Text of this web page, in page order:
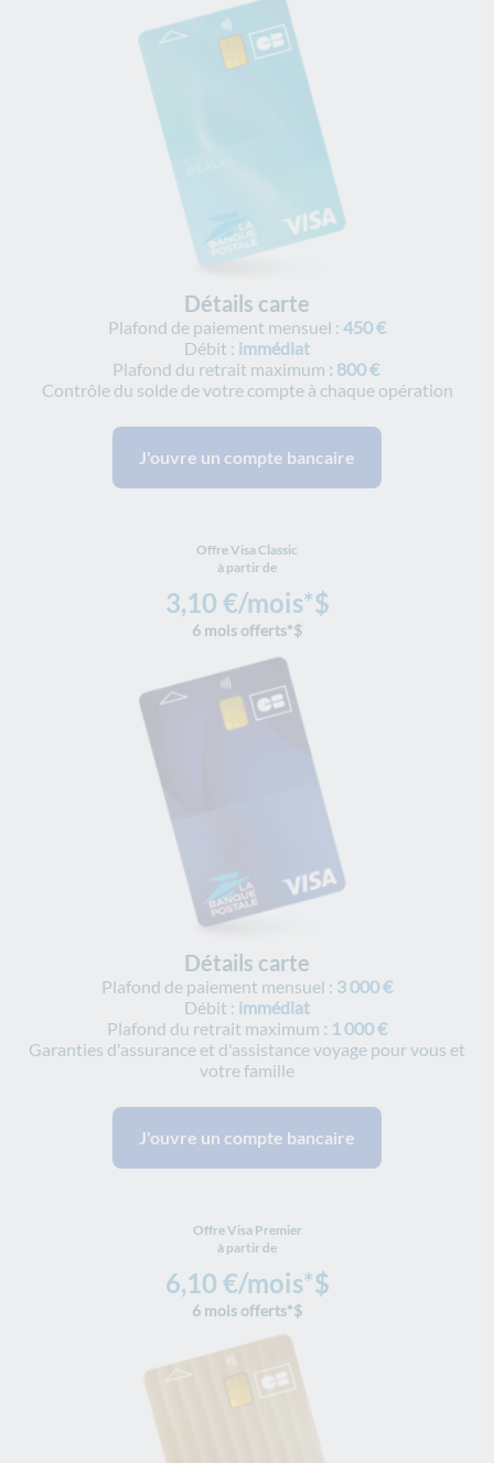
Détails carte
Plafond de paiement mensuel : 450 €
Débit : immédiat
Plafond du retrait maximum : 800 €
Contrôle du solde de votre compte à chaque opération
J'ouvre un compte bancaire
3,10 €/mois*$
Offre Visa Classic
à partir de
6 mois offerts*$
Détails carte
Plafond de paiement mensuel : 3 000 €
Débit : immédiat
Plafond du retrait maximum : 1 000 €
Garanties d'assurance et d'assistance voyage pour vous et
votre famille
J'ouvre un compte bancaire
6,10 €/mois*$
Offre Visa Premier
à partir de
6 mois offerts*$